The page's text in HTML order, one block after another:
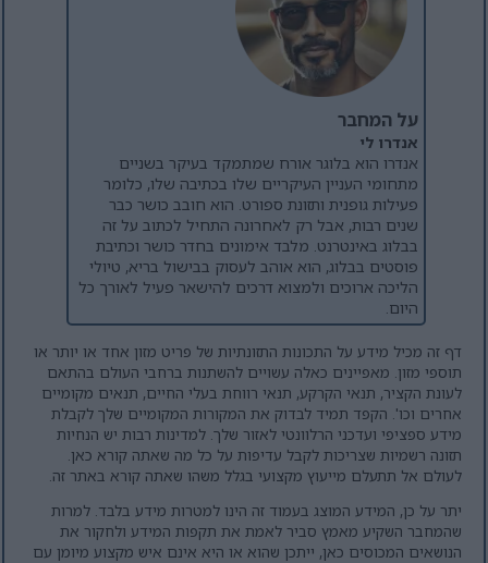
על המחבר
אנדרו לי
אנדרו הוא בלוגר אורח שמתמקד בעיקר בשניים
מתחומי העניין העיקריים שלו בכתיבה שלו, כלומר
פעילות גופנית ותזונת ספורט. הוא חובב כושר כבר
שנים רבות, אבל רק לאחרונה התחיל לכתוב על זה
בבלוג באינטרנט. מלבד אימונים בחדר כושר וכתיבת
פוסטים בבלוג, הוא אוהב לעסוק בבישול בריא, טיולי
הליכה ארוכים ולמצוא דרכים להישאר פעיל לאורך כל
היום.
דף זה מכיל מידע על התכונות התזונתיות של פריט מזון אחד או יותר או
תוספי מזון. מאפיינים כאלה עשויים להשתנות ברחבי העולם בהתאם
לעונת הקציר, תנאי הקרקע, תנאי רווחת בעלי החיים, תנאים מקומיים
אחרים וכו'. הקפד תמיד לבדוק את המקורות המקומיים שלך לקבלת
מידע ספציפי ועדכני הרלוונטי לאזור שלך. למדינות רבות יש הנחיות
תזונה רשמיות שצריכות לקבל עדיפות על כל מה שאתה קורא כאן.
לעולם אל תתעלם מייעוץ מקצועי בגלל משהו שאתה קורא באתר זה.
יתר על כן, המידע המוצג בעמוד זה הינו למטרות מידע בלבד. למרות
שהמחבר השקיע מאמץ סביר לאמת את תקפות המידע ולחקור את
הנושאים המכוסים כאן, ייתכן שהוא או היא אינם איש מקצוע מיומן עם